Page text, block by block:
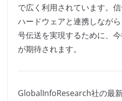
で広く利用されています。
ハードウェアと連携しなが
号伝送を実現するために、
が期待されます。
GlobalInfoResearch社の最